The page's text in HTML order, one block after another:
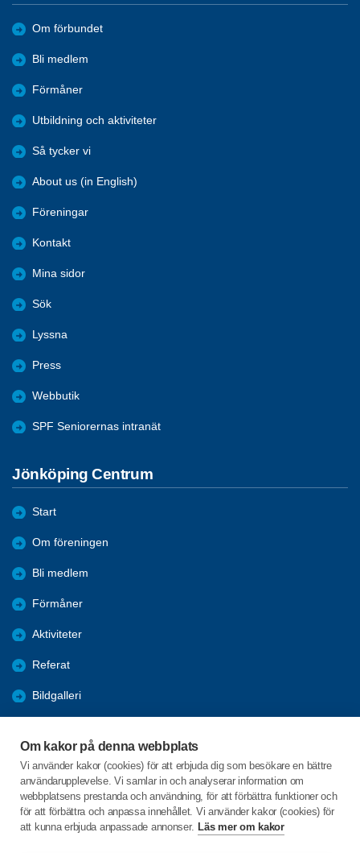
Om kakor på denna webbplats
Vi använder kakor (cookies) för att erbjuda dig som besökare en bättre
användarupplevelse. Vi samlar in och analyserar information om
webbplatsens prestanda och användning, för att förbättra funktioner och
för att förbättra och anpassa innehållet. Vi använder kakor (cookies) för
att kunna erbjuda anpassade annonser. Läs mer om kakor
Om förbundet
Bli medlem
Förmåner
Utbildning och aktiviteter
Så tycker vi
About us (in English)
Föreningar
Kontakt
Mina sidor
Sök
Lyssna
Press
Webbutik
SPF Seniorernas intranät
Jönköping Centrum
Start
Om föreningen
Bli medlem
Förmåner
Aktiviteter
Referat
Bildgalleri
Engagera DIG i vår förening
C/o:Lennart Lööw